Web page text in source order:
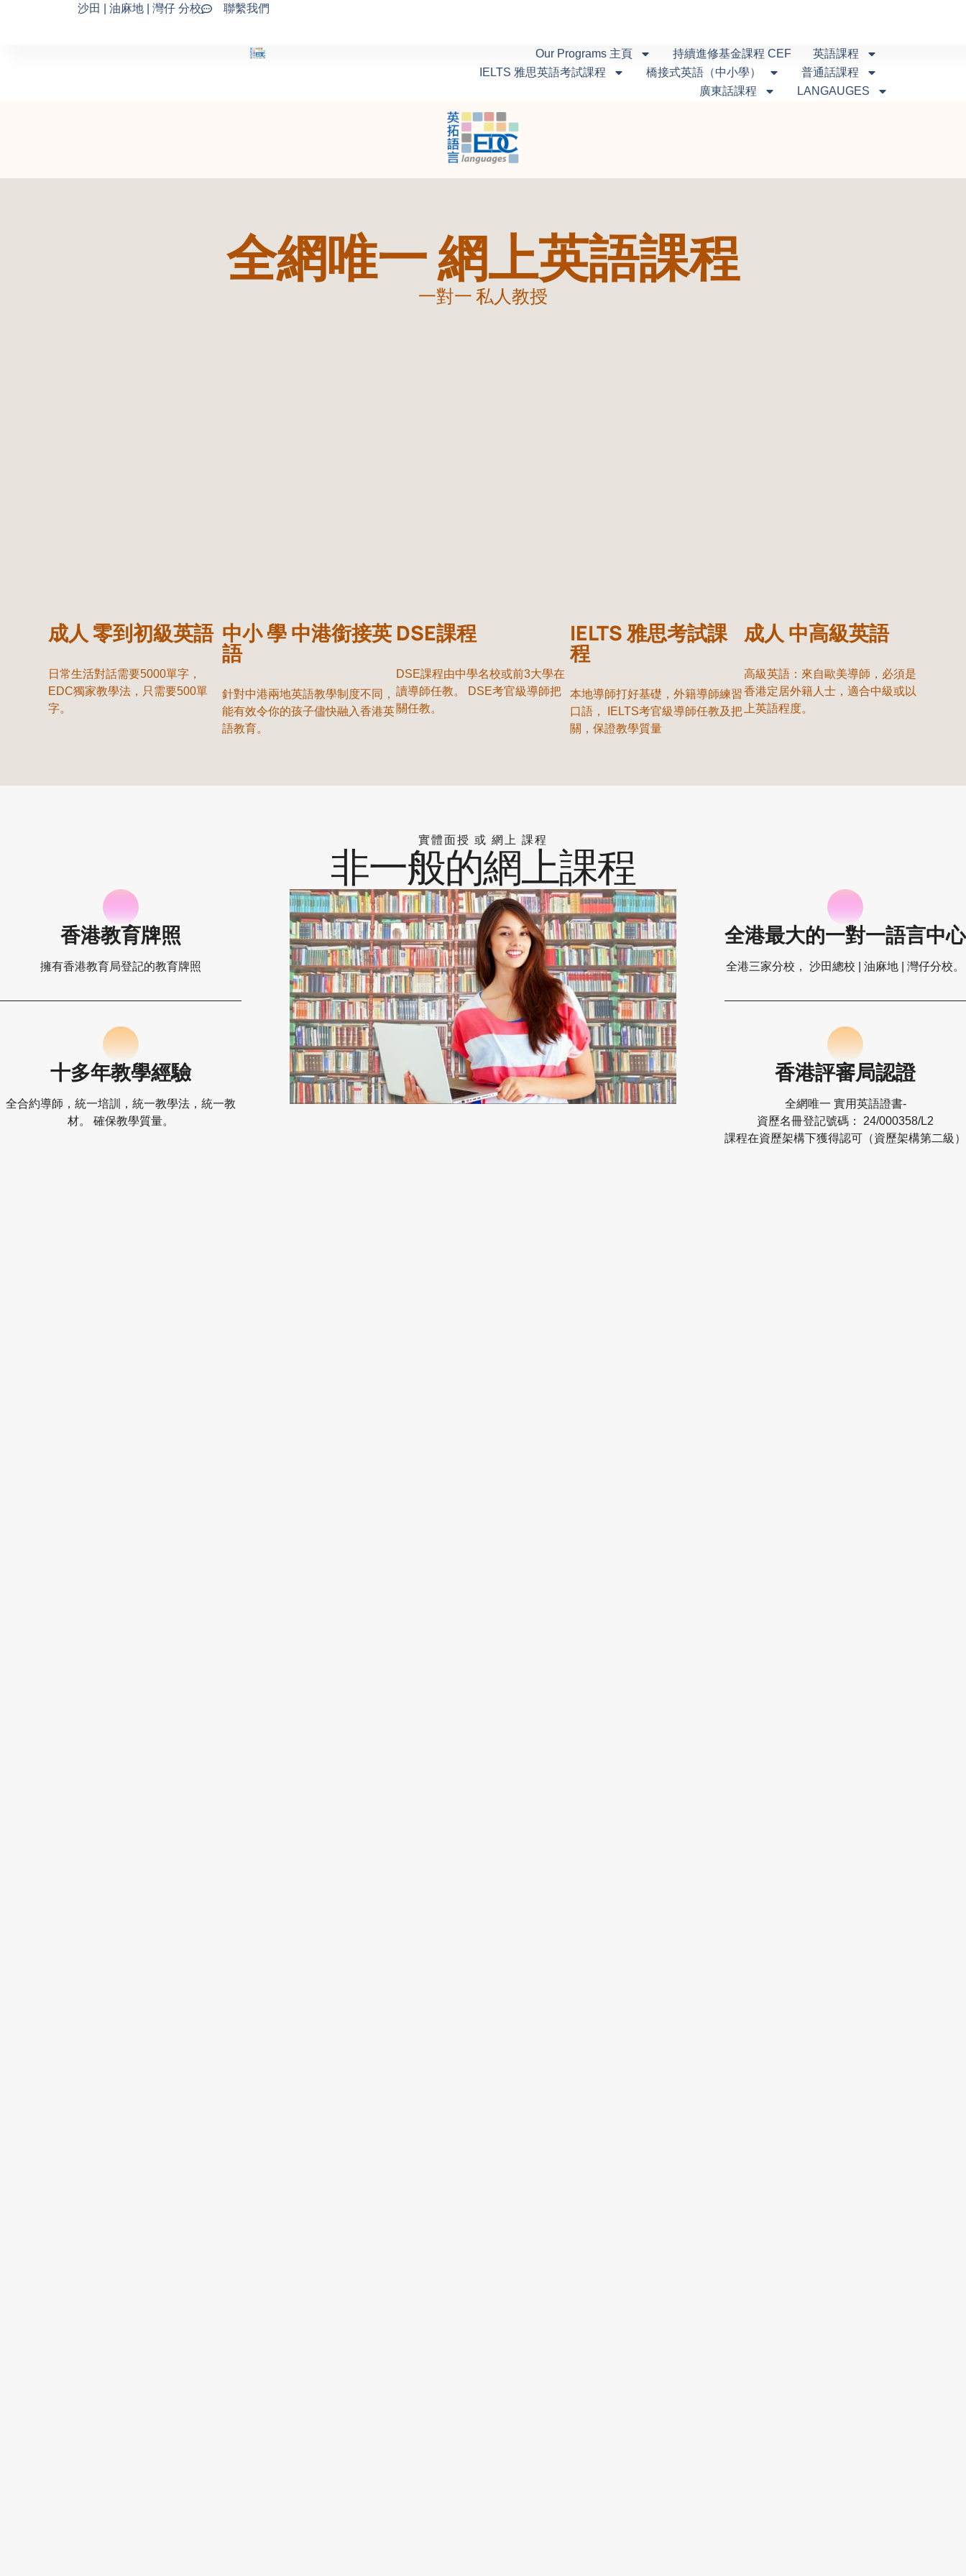
沙田 | 油麻地 | 灣仔 分校 聯繫我們
Our Programs 主頁 持續進修基金課程 CEF
英語課程
IELTS 雅思英語考試課程
橋接式英語（中小學）
普通話課程
廣東話課程
LANGAUGES
全網唯一 網上英語課程
一對一 私人教授
成人 零到初級英語
日常生活對話需要5000單字，
EDC獨家教學法，只需要500單
字。
中小 學 中港銜接英
語
針對中港兩地英語教學制度不同，
能有效令你的孩子儘快融入香港英
語教育。
DSE課程
DSE課程由中學名校或前3大學在
讀導師任教。 DSE考官級導師把
關任教。
IELTS 雅思考試課
程
本地導師打好基礎，外籍導師練習
口語， IELTS考官級導師任教及把
關，保證教學質量
成人 中高級英語
高級英語：來自歐美導師，必須是
香港定居外籍人士，適合中級或以
上英語程度。
實體面授 或 網上 課程
非一般的網上課程
香港教育牌照
擁有香港教育局登記的教育牌照
十多年教學經驗
全合約導師，統一培訓，統一教學法，統一教
材。 確保教學質量。
全港最大的一對一語言中心
全港三家分校， 沙田總校 | 油麻地 | 灣仔分校。
香港評審局認證
全網唯一 實用英語證書-
資歷名冊登記號碼： 24/000358/L2
課程在資歷架構下獲得認可（資歷架構第二級）